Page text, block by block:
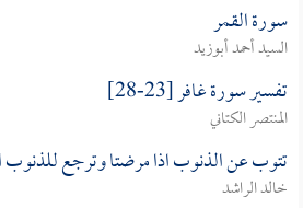
سورة القمر
السيد أحمد أبوزيد
تفسير سورة غافر [23-28]
المنتصر الكتاني
تتوب عن الذنوب اذا مرضتا وترجع للذنوب
خالد الراشد